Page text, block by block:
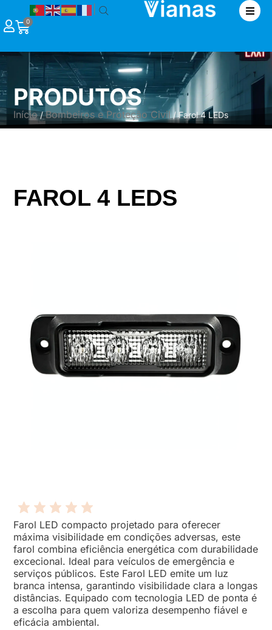
0
PRODUTOS
Início/Bombeiros e Proteção Civil/ Farol 4 LEDs
FAROL 4 LEDS
Farol LED compacto projetado para oferecer
máxima visibilidade em condições adversas, este
farol combina eficiência energética com durabilidade
excecional. Ideal para veículos de emergência e
serviços públicos. Este Farol LED emite um luz
branca intensa, garantindo visibilidade clara a longas
distâncias. Equipado com tecnologia LED de ponta é
a escolha para quem valoriza desempenho fiável e
eficácia ambiental.